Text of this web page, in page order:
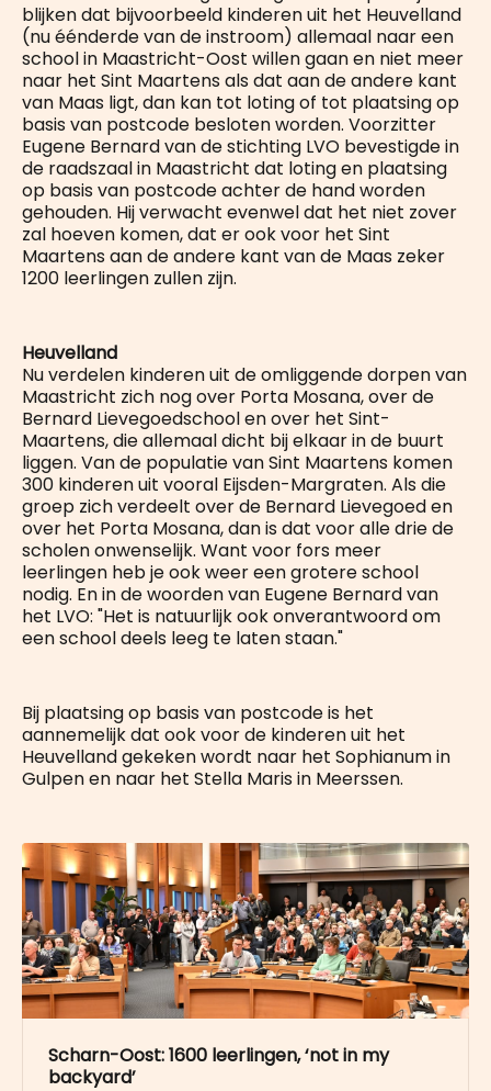
blijken dat bijvoorbeeld kinderen uit het Heuvelland
(nu éénderde van de instroom) allemaal naar een
school in Maastricht-Oost willen gaan en niet meer
naar het Sint Maartens als dat aan de andere kant
van Maas ligt, dan kan tot loting of tot plaatsing op
basis van postcode besloten worden. Voorzitter
Eugene Bernard van de stichting LVO bevestigde in
de raadszaal in Maastricht dat loting en plaatsing
op basis van postcode achter de hand worden
gehouden. Hij verwacht evenwel dat het niet zover
zal hoeven komen, dat er ook voor het Sint
Maartens aan de andere kant van de Maas zeker
1200 leerlingen zullen zijn.
Heuvelland
Nu verdelen kinderen uit de omliggende dorpen van
Maastricht zich nog over Porta Mosana, over de
Bernard Lievegoedschool en over het Sint-
Maartens, die allemaal dicht bij elkaar in de buurt
liggen. Van de populatie van Sint Maartens komen
300 kinderen uit vooral Eijsden-Margraten. Als die
groep zich verdeelt over de Bernard Lievegoed en
over het Porta Mosana, dan is dat voor alle drie de
scholen onwenselijk. Want voor fors meer
leerlingen heb je ook weer een grotere school
nodig. En in de woorden van Eugene Bernard van
het LVO: "Het is natuurlijk ook onverantwoord om
een school deels leeg te laten staan."
Bij plaatsing op basis van postcode is het
aannemelijk dat ook voor de kinderen uit het
Heuvelland gekeken wordt naar het Sophianum in
Gulpen en naar het Stella Maris in Meerssen.
Scharn-Oost: 1600 leerlingen, ‘not in my
backyard’